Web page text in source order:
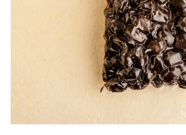
CIOCOLATĂ ȘI CACAO
LACTATE
BACANIE
PRODUSE ECO / ORGANICE
PRODUSE ROMÂNEȘTI